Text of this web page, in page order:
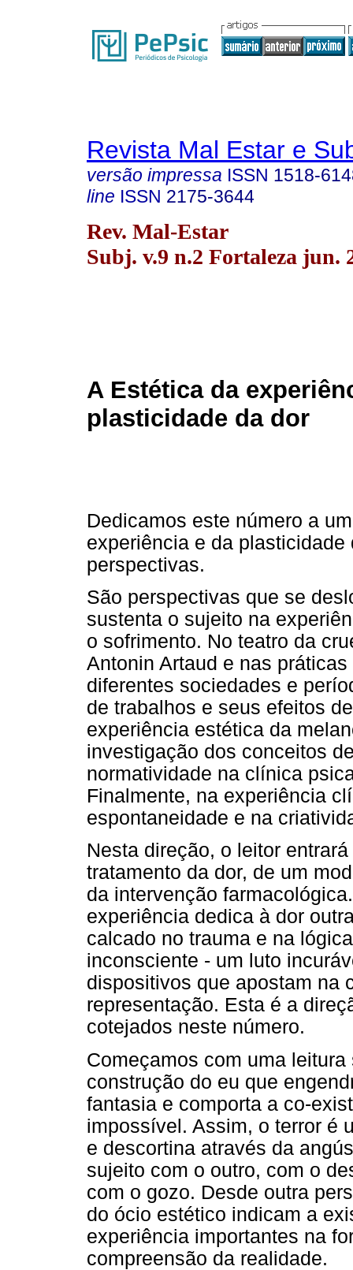
Revista Mal Estar e
versão impressa ISSN 1518-
line ISSN 2175-3644
Rev. Mal-Estar
Subj. v.9 n.2 Fortaleza jun.
A Estética da
plasticidade da dor
Dedicamos este número a
experiência e da
perspectivas.
São perspectivas que se
sustenta o sujeito na
o sofrimento. No teatro da
Antonin Artaud e nas
diferentes sociedades e
de trabalhos e seus efeitos
experiência estética da
investigação dos conceitos
normatividade na clínica
Finalmente, na experiência
espontaneidade e na
Nesta direção, o leitor
tratamento da dor, de um
da intervenção
experiência dedica à dor
calcado no trauma e na
inconsciente - um luto
dispositivos que apostam na
representação. Esta é a
cotejados neste número.
Começamos com uma
construção do eu que
fantasia e comporta a co-
impossível. Assim, o terror é
e descortina através da
sujeito com o outro, com o
com o gozo. Desde outra
do ócio estético indicam a
experiência importantes na
compreensão da realidade.